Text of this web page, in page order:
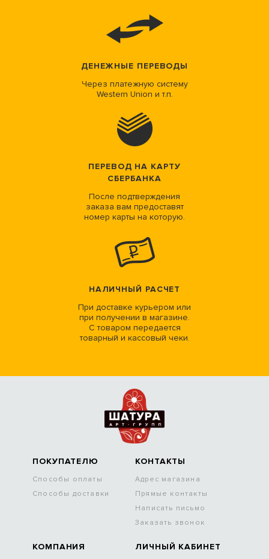
ДЕНЕЖНЫЕ ПЕРЕВОДЫ
Через платежную систему
Western Union и т.п.
ПЕРЕВОД НА КАРТУ
СБЕРБАНКА
После подтверждения
заказа вам предоставят
номер карты на которую.
НАЛИЧНЫЙ РАСЧЕТ
При доставке курьером или
при получении в магазине.
С товаром передается
товарный и кассовый чеки.
ПОКУПАТЕЛЮ
Способы оплаты
Способы доставки
КОНТАКТЫ
Адрес магазина
Прямые контакты
Написать письмо
Заказать звонок
КОМПАНИЯ ЛИЧНЫЙ КАБИНЕТ